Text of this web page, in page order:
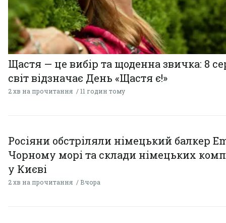
Щастя — це вибір та щоденна звичка: 8
світ відзначає День «Щастя є!»
2 хв на прочитання 11 годин тому
Росіяни обстріляли німецький балкер
Чорному морі та склади німецьких
у Києві
2 хв на прочитання Вчора